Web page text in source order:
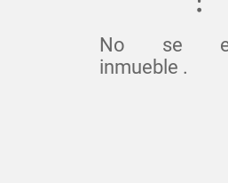
No se
inmueble .